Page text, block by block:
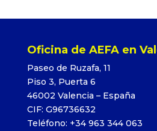
Oficina de AEFA en
Paseo de Ruzafa, 11
Piso 3, Puerta 6
46002 Valencia – España
CIF: G96736632
Teléfono: +34 963 344 063